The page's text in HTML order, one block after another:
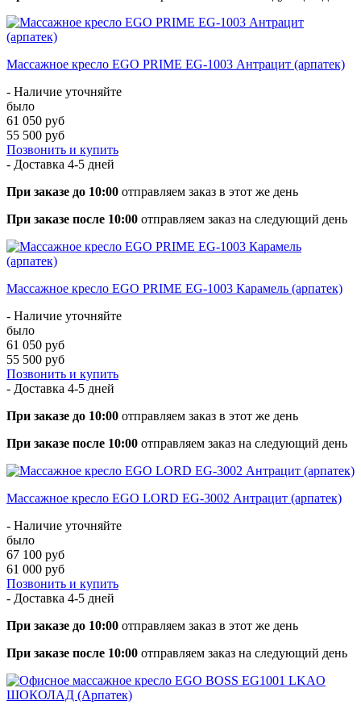
Массажное кресло EGO PRIME EG-1003 Антрацит (арпатек)
- Наличие уточняйте
было
61 050 руб
55 500 руб
Позвонить и купить
- Доставка 4-5 дней
При заказе до 10:00 отправляем заказ в этот же день
При заказе после 10:00 отправляем заказ на следующий день
Массажное кресло EGO PRIME EG-1003 Карамель (арпатек)
- Наличие уточняйте
было
61 050 руб
55 500 руб
Позвонить и купить
- Доставка 4-5 дней
При заказе до 10:00 отправляем заказ в этот же день
При заказе после 10:00 отправляем заказ на следующий день
Массажное кресло EGO LORD EG-3002 Антрацит (арпатек)
- Наличие уточняйте
было
67 100 руб
61 000 руб
Позвонить и купить
- Доставка 4-5 дней
При заказе до 10:00 отправляем заказ в этот же день
При заказе после 10:00 отправляем заказ на следующий день